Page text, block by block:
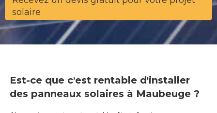
solaire
Est-ce que c'est rentable d'installer
des panneaux solaires à Maubeuge ?